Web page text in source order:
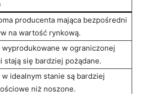
producenta mająca bezpośredni
na wartość rynkową.
wyprodukowane w ograniczonej
stają się bardziej pożądane.
w idealnym stanie są bardziej
niż noszone.